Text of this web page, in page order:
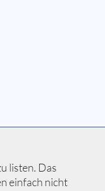
listen. Das
einfach nicht